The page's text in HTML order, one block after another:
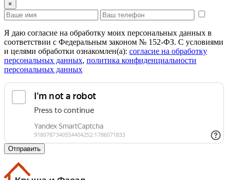
×
Я даю согласие на обработку моих персональных данных в
соответствии с Федеральным законом № 152-ФЗ. С условиями
и целями обработки ознакомлен(а): cогласие на обработку
персональных данных, политика конфиденциальности
персональных данных
Отправить